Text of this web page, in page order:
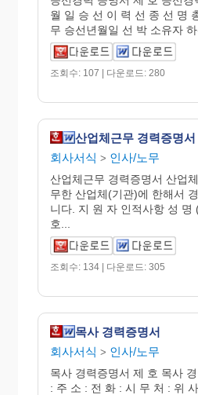
월 일 승 선 이 력 선 종 선 명
무 승선년월일 선 박 소유자
조회수: 107 | 다운로드: 280
산업체근무 경력증명서
회사서식 > 인사/노무
산업체근무 경력증명서 산업
무한 산업체(기관)에 한해서
니다. 지 원 자 인적사항 성 명
호...
조회수: 134 | 다운로드: 305
목사 경력증명서
회사서식 > 인사/노무
목사 경력증명서 제 호 목사
: 주 소 : 전 화 : 시 무 처 : 위